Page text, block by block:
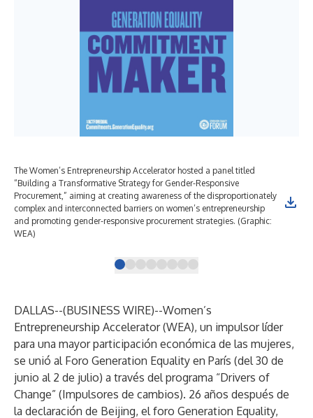
The Women’s Entrepreneurship Accelerator hosted a panel titled
“Building a Transformative Strategy for Gender-Responsive
Procurement,” aiming at creating awareness of the disproportionately
complex and interconnected barriers on women’s entrepreneurship
and promoting gender-responsive procurement strategies. (Graphic:
WEA)
DALLAS--(BUSINESS WIRE)--Women’s
Entrepreneurship Accelerator (WEA), un impulsor líder
para una mayor participación económica de las mujeres,
se unió al Foro Generation Equality en París (del 30 de
junio al 2 de julio) a través del programa “Drivers of
Change” (Impulsores de cambios). 26 años después de
la declaración de Beijing, el foro Generation Equality,